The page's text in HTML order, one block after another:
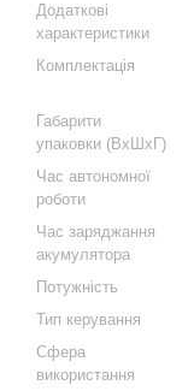
Додаткові
характеристики
Комплектація
Габарити
упаковки (ВхШхГ)
Час автономної
роботи
Час заряджання
акумулятора
Потужність
Тип керування
Сфера
використання